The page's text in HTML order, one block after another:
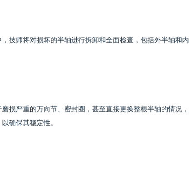
技师将对损坏的半轴进行拆卸和全面检查，包括外半轴和
损严重的万向节、密封圈，甚至直接更换整根半轴的情况
确保其稳定性。